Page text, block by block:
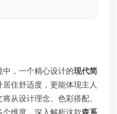
，一个精心设计的现代简
住舒适度，更能体现主人
从设计理念、色彩搭配、
维度，深入解析这款森系